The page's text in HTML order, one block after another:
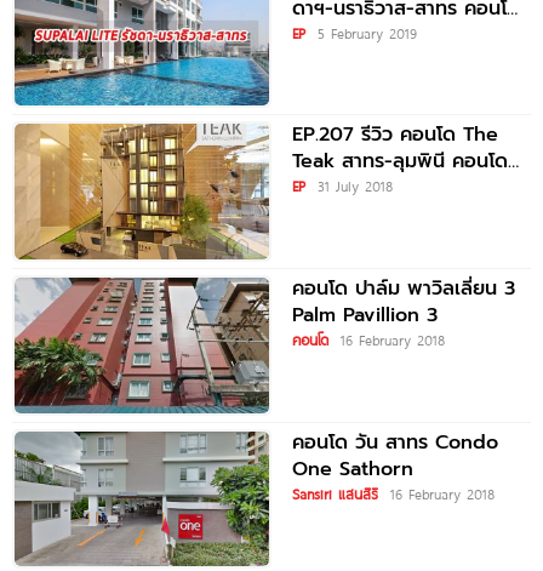
ดาฯ-นราธิวาส-สาทร คอนโด
สร้างเสร็จพร้อมอยู่ ติดถนน
EP 5 February 2019
EP.207 รีวิว คอนโด The
Teak สาทร-ลุมพินี คอนโด
ใหม่แต่งครบ พร้อมระบบ
EP 31 July 2018
คอนโด ปาล์ม พาวิลเลี่ยน 3
Palm Pavillion 3
คอนโด 16 February 2018
คอนโด วัน สาทร Condo
One Sathorn
Sansiri แสนสิริ 16 February 2018